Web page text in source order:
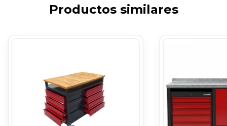
Productos similares